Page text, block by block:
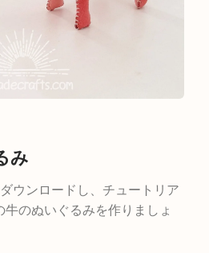
み
ウンロードし、チュートリア
のぬいぐるみを作りましょ